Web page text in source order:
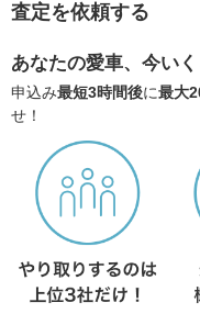
査定を依頼する
あなたの愛車、今いく
申込み最短3時間後に最大
せ！